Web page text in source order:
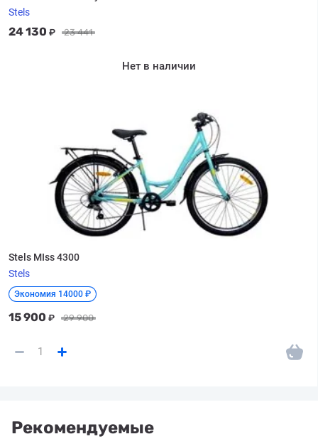
Stels
24 130 ₽ 23 441
Нет в наличии
Stels MIss 4300
Stels
Экономия 14000 ₽
15 900 ₽ 29 900
Рекомендуемые